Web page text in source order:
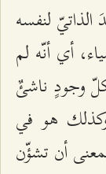
الذاتيّ لنفسه
أي أنّه لم
وجودٍ ناشئٌ
هو في
أن تشؤّن